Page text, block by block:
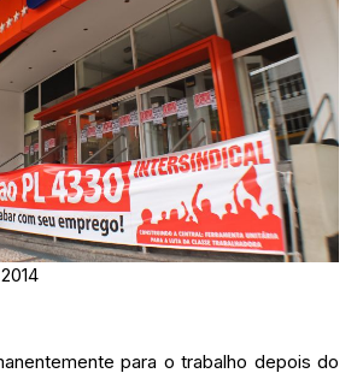
para o trabalho depois do